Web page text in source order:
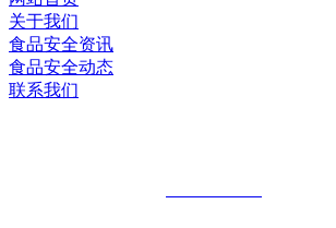
关于我们
食品安全资讯
食品安全动态
联系我们